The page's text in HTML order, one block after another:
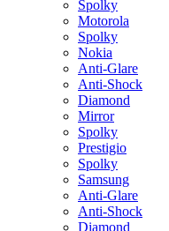
Spolky
Motorola
Spolky
Nokia
Anti-Glare
Anti-Shock
Diamond
Mirror
Spolky
Prestigio
Spolky
Samsung
Anti-Glare
Anti-Shock
Diamond